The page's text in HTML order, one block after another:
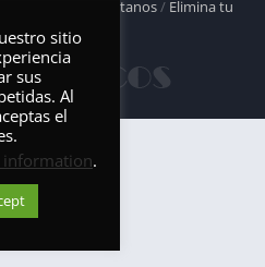
/DMCA/Contáctanos/ Elimina tu
sitio
sus
Al
el
information.